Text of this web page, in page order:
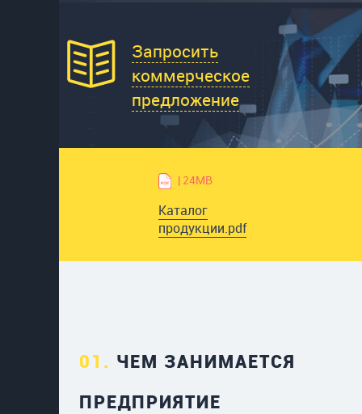
Запросить
коммерческое
предложение
| 24MB
Каталог
продукции.pdf
01. ЧЕМ ЗАНИМАЕТСЯ
ПРЕДПРИЯТИЕ